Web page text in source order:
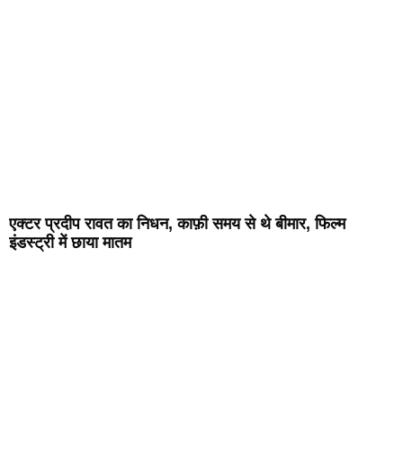
एक्टर प्रदीप रावत का निधन, काफ़ी समय से थे बीमार, फिल्म
इंडस्ट्री में छाया मातम